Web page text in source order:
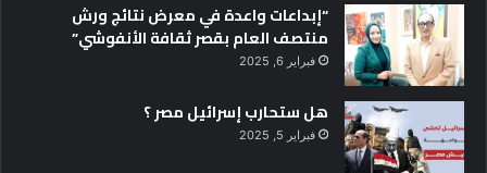
“إبداعات واعدة في معرض نتائج ورش
منتصف العام بقصر ثقافة الأنفوشي”
فبراير 6, 2025
هل ستحارب إسرائيل مصر ؟
فبراير 5, 2025